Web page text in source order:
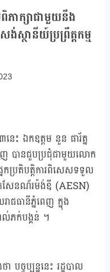
ាក្សាជាមួយនឹង
ស្ថានីយ៍ប្រព្រឹត្តកម្ម
េះ ឯកឧត្តម នួន ផារ័ត្ន
ញ បានជួបប្រជុំជាមួយលោក
ប្រតិបត្តិការពិសេសទទួល
ទឹកសែនណ័រម៉ង់ឌី (AESN)
ជធានីភ្នំពេញ ក្នុង
ភក់បង្គន់ ។
ច្ចុប្បន្ននេះ រដ្ឋបាល